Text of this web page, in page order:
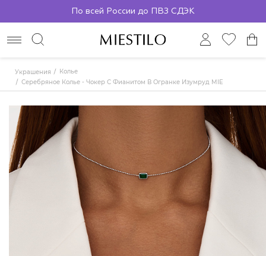
По всей России до ПВЗ СДЭК
Украшения
Колье
Серебряное Колье - Чокер С Фианитом В Огранке Изумруд MIESTILO